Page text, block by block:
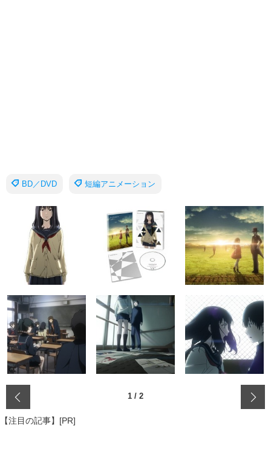
BD／DVD 短編アニメーション
1 / 2
【注目の記事】[PR]